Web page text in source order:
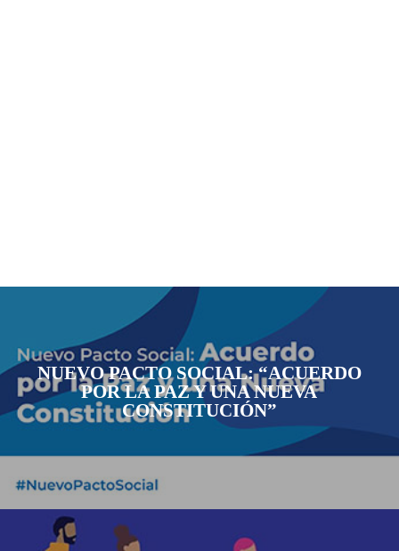
NUEVO PACTO SOCIAL: “ACUERDO
POR LA PAZ Y UNA NUEVA
CONSTITUCIÓN”